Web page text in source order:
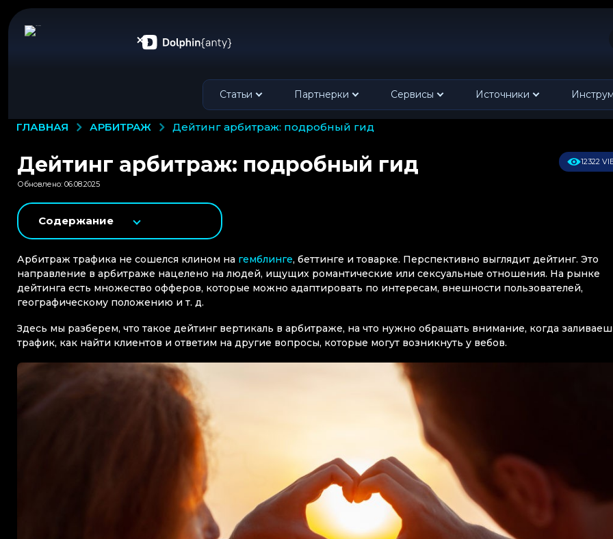
Статьи Партнерки Сервисы Источники
ГЛАВНАЯ АРБИТРАЖ дейтинг арбитраж: подробный гид
Дейтинг арбитраж: подробный гид 12322
Обновлено: 06.08.2025
Содержание
Арбитраж трафика не сошелся клином на гемблинге, беттинге и товарке. Перспективно выглядит дейтинг. Это
направление в арбитраже нацелено на людей, ищущих романтические или сексуальные отношения. На рынке
дейтинга есть множество офферов, которые можно адаптировать по интересам, внешности пользователей,
географическому положению и т. д.
Здесь мы разберем, что такое дейтинг вертикаль в арбитраже, на что нужно обращать внимание, когда
трафик, как найти клиентов и ответим на другие вопросы, которые могут возникнуть у вебов.